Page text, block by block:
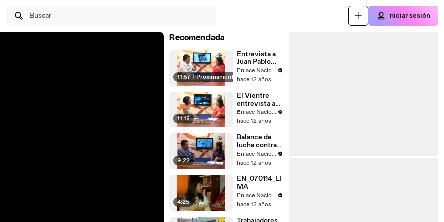
Buscar Iniciar sesión
Recomendada
11:57 | Próximamente
Entrevista a
Juan Pablo
Saaverda
FEDEPAZ
Enlace Nacional
hace 12 años
11:18
El Vientre
entrevista a
Mayella
Lloclla
Enlace Nacional
hace 12 años
9:22
Balance de
lucha contra
el
narcotrafico
Enlace Nacional
hace 12 años
4:25
EN_070114_LI
MA
Enlace Nacional
hace 12 años